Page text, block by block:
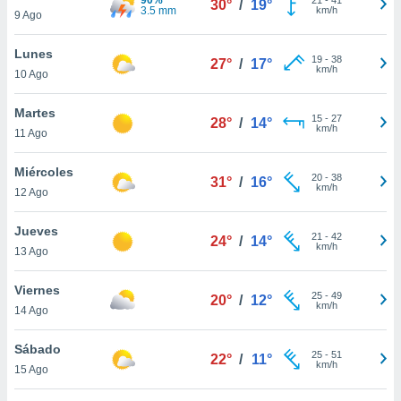
más
nuestra
y
de
disponible
cookies
aceptar
9 Ago
3.5 mm
30° / 19°
km/h
Lunes
10 Ago
27° / 17° 19- 38
km/h
Martes
11 Ago
28° / 14° 15- 27
km/h
Miércoles
12 Ago
31° / 16° 20- 38
km/h
Jueves
13 Ago
24° / 14° 21 - 42
km/h
Viernes
14 Ago
20° / 12° 25- 49
km/h
Sábado
15 Ago
22° / 11° 25- 51
km/h